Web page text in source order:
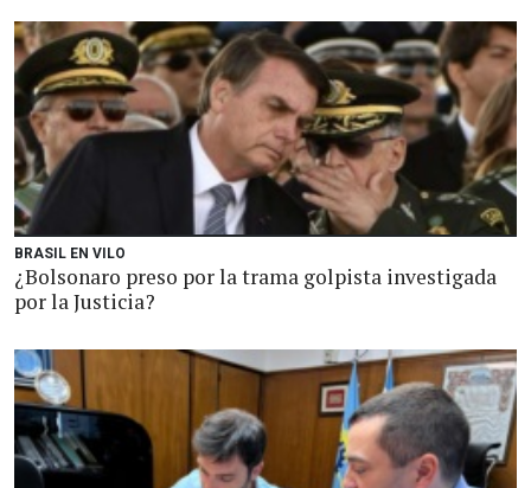
BRASIL EN VILO
¿Bolsonaro preso por la trama golpista investigada
por la Justicia?